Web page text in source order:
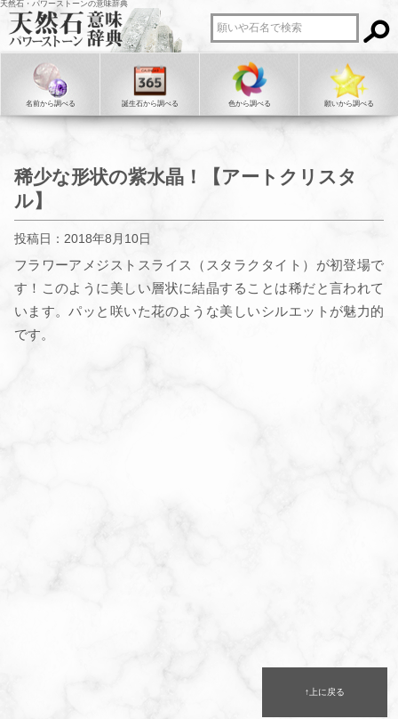
天然石・パワーストーンの意味辞典
名前から調べる 誕生石から調べる 色から調べる 願いから調べる
稀少な形状の紫水晶！【アートクリスタ
ル】
投稿日：2018年8月10日
フラワーアメジストスライス（スタラクタイト）が初登場で
す！このように美しい層状に結晶することは稀だと言われて
います。パッと咲いた花のような美しいシルエットが魅力的
です。
↑上に戻る